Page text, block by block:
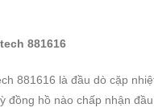
881616
881616 là đầu dò cặp
đồng hồ nào chấp nhận